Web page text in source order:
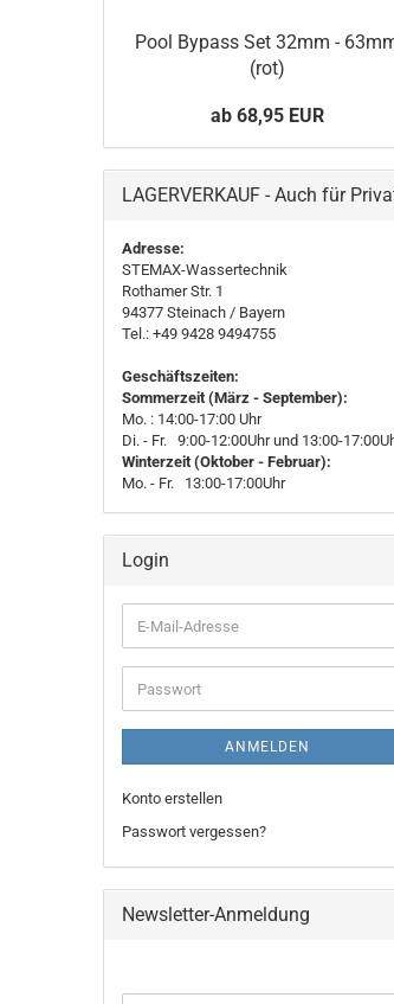
Pool Bypass Set 32mm -
(rot)
ab 68,95 EUR
LAGERVERKAUF - Auch für
Adresse:
STEMAX-Wassertechnik
Rothamer Str. 1
94377 Steinach / Bayern
Tel.: +49 9428 9494755
Geschäftszeiten:
Sommerzeit (März - September):
Mo. : 14:00-17:00 Uhr
Di. - Fr. 9:00-12:00Uhr und 13:00-
Winterzeit (Oktober - Februar):
Mo. - Fr. 13:00-17:00Uhr
Login
E-
Mail-
Adresse
Passwort
ANMELDEN
Konto erstellen
Passwort vergessen?
Newsletter-Anmeldung